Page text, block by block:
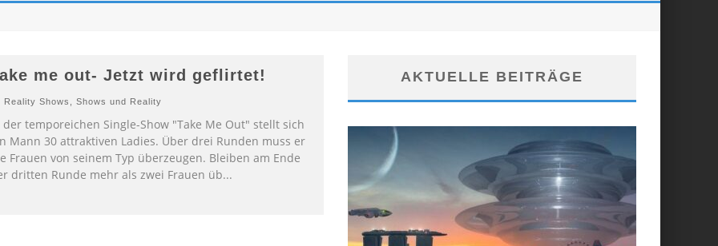
me out- Jetzt wird geflirtet!
Reality Shows Shows und Reality
der temporeichen Single-Show "Take Me Out" stellt sich
Mann 30 attraktiven Ladies. Über drei Runden muss er
Frauen von seinem Typ überzeugen. Bleiben am Ende
dritten Runde mehr als zwei Frauen üb...
AKTUELLE BEITRÄGE